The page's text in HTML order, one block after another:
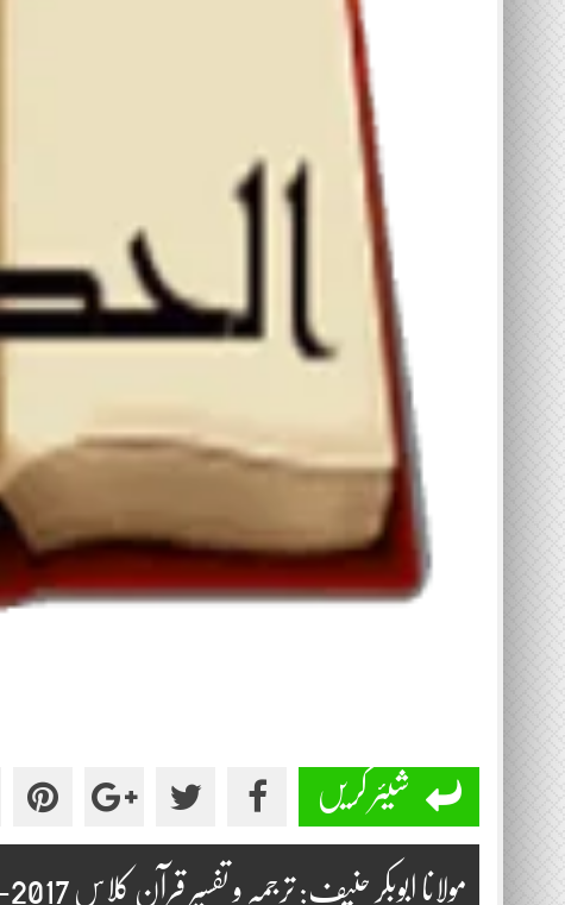
شیئر کریں
مولانا ابوبکر حنیف: ترجمہ و تفسیر قرآن کلاس 2017-11-14